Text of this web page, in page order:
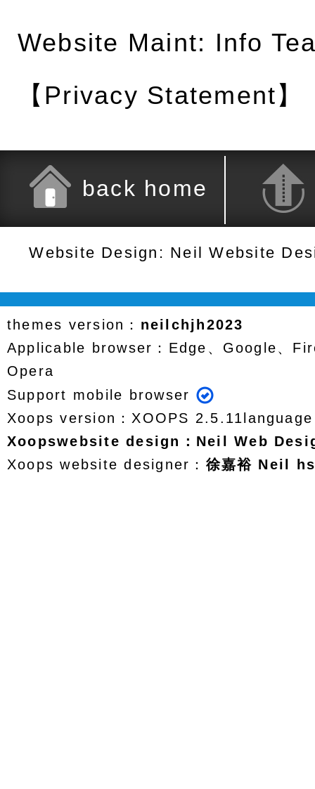
Website Maint: Info
【Privacy Statement】
back home
Website Design: Neil Website
themes version： neilchjh2023
Applicable browser：Edge、Google、
Opera
Support mobile browser
Xoops version： XOOPS 2.5.11
Xoopswebsite design ： Neil Web
Xoops website designer： 徐嘉裕 Neil